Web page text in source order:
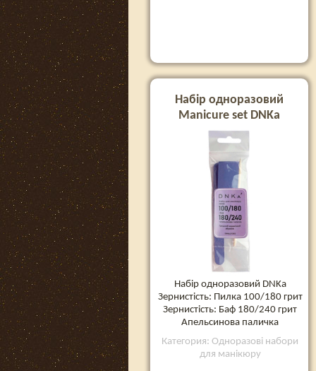
Набір одноразовий
Manicure set DNKa
Набір одноразовий DNKa
Зернистість: Пилка 100/180 грит
Зернистість: Баф 180/240 грит
Апельсинова паличка
Категория: Одноразові набори
для манікюру